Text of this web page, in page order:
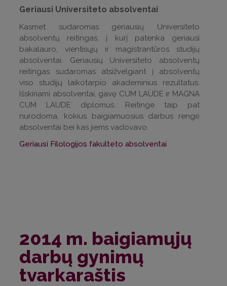
Geriausi Universiteto absolventai
Kasmet sudaromas geriausių Universiteto
absolventų reitingas, į kurį patenka geriausi
bakalauro, vientisųjų ir magistrantūros studijų
absolventai. Geriausių Universiteto absolventų
reitingas sudaromas atsižvelgiant į absolventų
viso studijų laikotarpio akademinius rezultatus.
Išskiriami absolventai, gavę CUM LAUDE ir MAGNA
CUM LAUDE diplomus. Reitinge taip pat
nurodoma, kokius baigiamuosius darbus rengė
absolventai bei kas jiems vadovavo.
Geriausi Filologijos fakulteto absolventai
2014 m. baigiamųjų
darbų gynimų
tvarkaraštis